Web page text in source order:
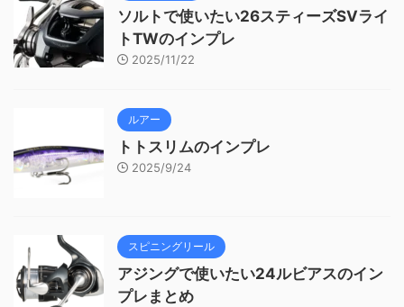
ソルトで使いたい26スティーズSVライ
トTWのインプレ
2025/11/22
ルアー
トトスリムのインプレ
2025/9/24
スピニングリール
アジングで使いたい24ルビアスのイン
プレまとめ